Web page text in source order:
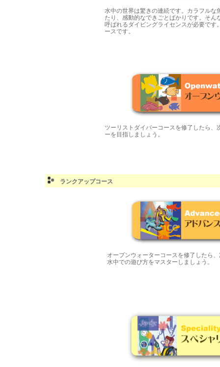
水中の世界は驚きの連続です。カラフル
たり、感動的なできごとばかりです。そ
呼ばれるダイビングライセンスが必要で
ースです。
ツーリストダイバーコースを修了したら
ーを目指しましょう。
ランクアップコース
オープンウォーターコースを修了したら
水中での遊び方をマスターしましょう。